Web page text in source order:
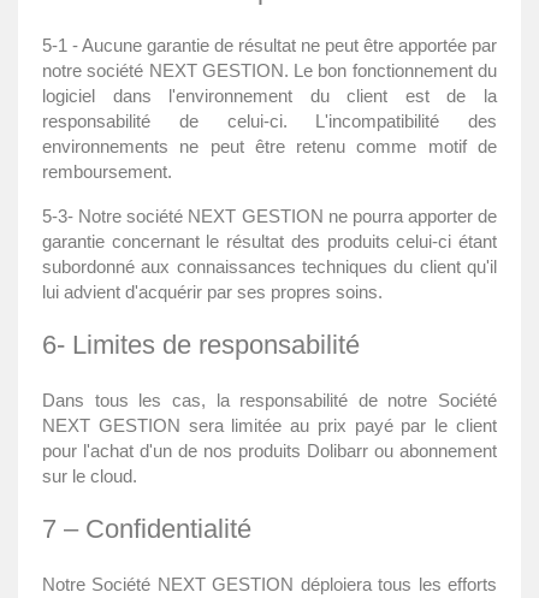
5-1 - Aucune garantie de résultat ne peut être apportée par
notre société NEXT GESTION. Le bon fonctionnement du
logiciel dans l'environnement du client est de la
responsabilité de celui-ci. L'incompatibilité des
environnements ne peut être retenu comme motif de
remboursement.
5-3- Notre société NEXT GESTION ne pourra apporter de
garantie concernant le résultat des produits celui-ci étant
subordonné aux connaissances techniques du client qu'il
lui advient d'acquérir par ses propres soins.
6- Limites de responsabilité
Dans tous les cas, la responsabilité de notre Société
NEXT GESTION sera limitée au prix payé par le client
pour l'achat d'un de nos produits Dolibarr ou abonnement
sur le cloud.
7 – Confidentialité
Notre Société NEXT GESTION déploiera tous les efforts